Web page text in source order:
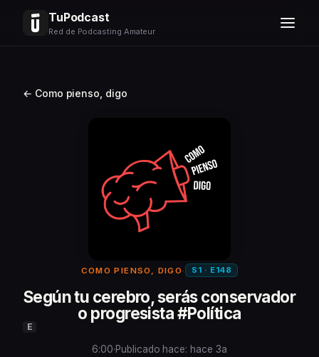
TuPodcast
Red de Podcasting Amateur
← Como pienso, digo
COMO PIENSO, DIGO · S1 · E148
Según tu cerebro, serás conservador
o progresista #Política
E
6:00·Publicado hace: hace 3a